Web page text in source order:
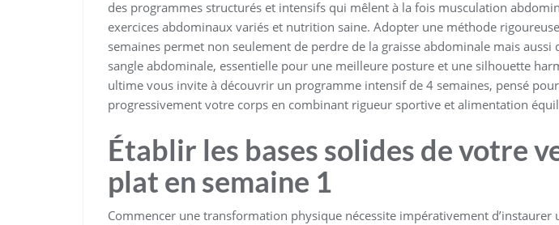
des programmes structurés et intensifs qui mêlent à la fois musculation
exercices abdominaux variés et nutrition saine. Adopter une méthode
semaines permet non seulement de perdre de la graisse abdominale mais aussi
sangle abdominale, essentielle pour une meilleure posture et une silhouette
ultime vous invite à découvrir un programme intensif de 4 semaines, pensé
progressivement votre corps en combinant rigueur sportive et alimentation
Établir les bases solides de votre
plat en semaine 1
Commencer une transformation physique nécessite impérativement d’instaurer